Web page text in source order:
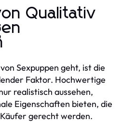
Qualitativ
Sexpuppen geht, ist die
Faktor. Hochwertige
realistisch aussehen,
Eigenschaften bieten, die
gerecht werden.